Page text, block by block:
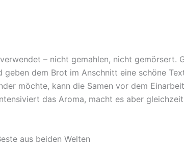
verwendet – nicht gemahlen, nicht gemörsert.
dem Brot im Anschnitt eine schöne
möchte, kann die Samen vor dem
das Aroma, macht es aber
aus beiden Welten